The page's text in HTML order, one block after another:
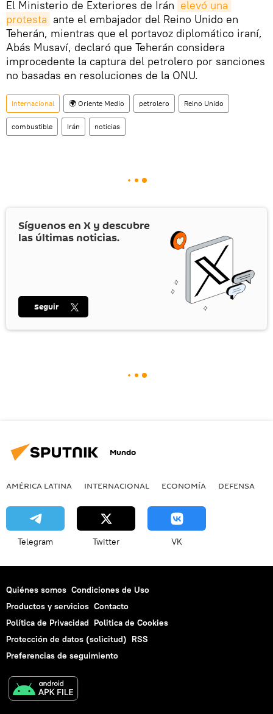
El Ministerio de Exteriores de Irán elevó una
protesta ante el embajador del Reino Unido en
Teherán, mientras que el portavoz diplomático iraní,
Abás Musaví, declaró que Teherán considera
improcedente la captura del petrolero por sanciones
no basadas en resoluciones de la ONU.
Internacional 🌍 Oriente Medio petrolero Reino Unido
combustible Irán noticias
Síguenos en X y descubre
las últimas noticias.
Seguir
Mundo
AMÉRICA LATINA INTERNACIONAL ECONOMÍA DEFENSA
Telegram Twitter VK
Quiénes somos Condiciones de Uso
Productos y servicios Contacto
Política de Privacidad Politica de Cookies
Protección de datos (solicitud) RSS
Preferencias de seguimiento